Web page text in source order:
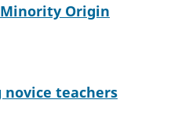
Origin
teachers